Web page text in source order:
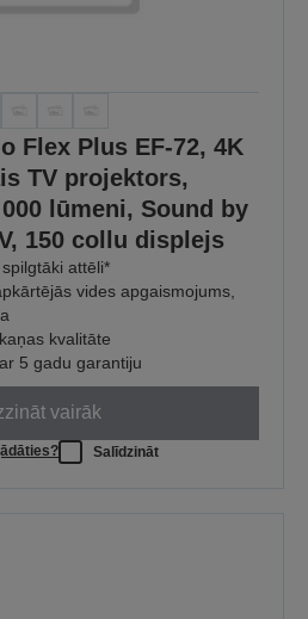
Flex Plus EF-72, 4K
TV projektors,
lūmeni, Sound by
150 collu displejs
attēli*
vides apgaismojums,
kvalitāte
5 gadu garantiju
vairāk
Salīdzināt